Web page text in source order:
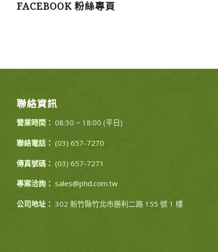
FACEBOOK 粉絲專頁
聯絡資訊
營業時間： 08:30 ~ 18:00 (平日)
聯絡電話： (03) 657-7270
傳真號碼： (03) 657-7271
專案洽詢： sales@phd.com.tw
公司地址： 302 新竹縣竹北市勝利二路 155 號 1 樓